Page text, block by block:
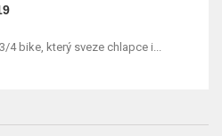
4 bike, který sveze chlapce i...